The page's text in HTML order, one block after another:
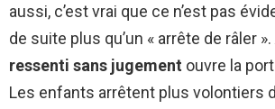
aussi, c’est vrai que ce n’est pas
de suite plus qu’un « arrête de râler ».
ressenti sans jugement ouvre la
Les enfants arrêtent plus volontiers